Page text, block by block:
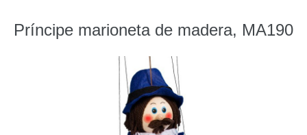
Príncipe marioneta de madera, MA190